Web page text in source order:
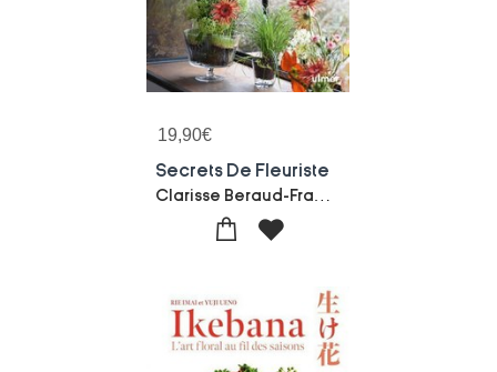
19,90€
Secrets De Fleuriste